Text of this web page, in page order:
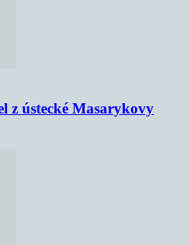
z ústecké Masarykovy